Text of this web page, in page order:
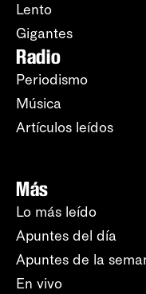
Lento
Gigantes
Radio
Periodismo
Música
Artículos leídos
Más
Lo más leído
Apuntes del día
Apuntes de la
En vivo